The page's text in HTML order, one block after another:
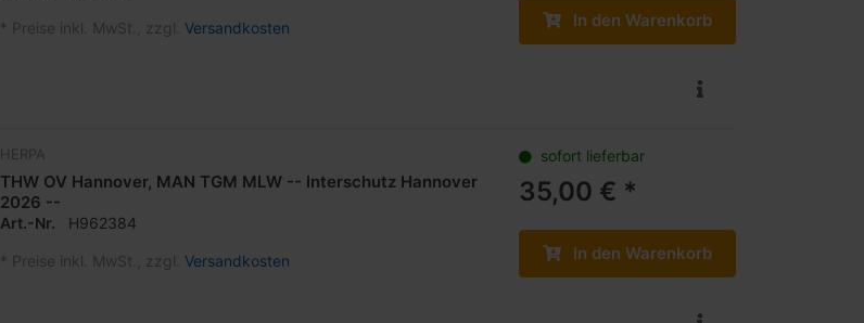
* Preise inkl. MwSt., zzgl. Versandkosten In den Warenkorb
HERPA
THW OV Hannover, MAN TGM MLW -- Interschutz Hannover
2026 --
Art.-Nr. H962384
* Preise inkl. MwSt., zzgl. Versandkosten
sofort lieferbar
35,00 € *
In den Warenkorb